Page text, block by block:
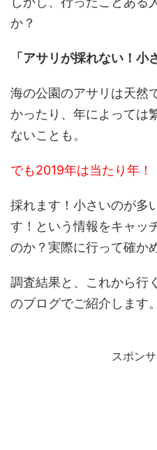
か？
「アサリが採れない！小
海の公園のアサリは天然
かったり、年によっては
ないことも。
でも2019年は当たり年！
採れます！小さいのが多
す！という情報をキャッ
のか？実際に行って確か
調査結果と、これから行
のブログでご紹介します。
スポン